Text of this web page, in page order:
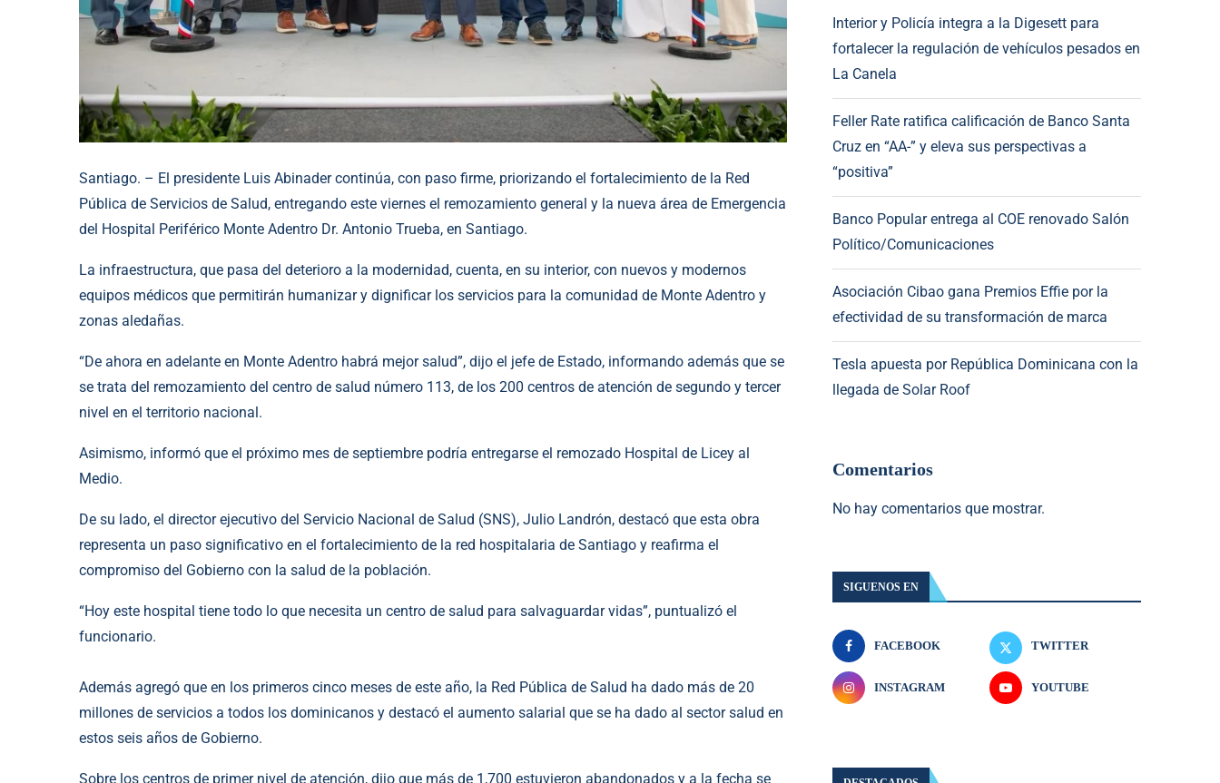
Santiago. – El presidente Luis Abinader continúa, con paso firme, priorizando el fortalecimiento de la Red
Pública de Servicios de Salud, entregando este viernes el remozamiento general y la nueva área de Emergencia
del Hospital Periférico Monte Adentro Dr. Antonio Trueba, en Santiago.
La infraestructura, que pasa del deterioro a la modernidad, cuenta, en su interior, con nuevos y modernos
equipos médicos que permitirán humanizar y dignificar los servicios para la comunidad de Monte Adentro y
zonas aledañas.
“De ahora en adelante en Monte Adentro habrá mejor salud”, dijo el jefe de Estado, informando además que se
se trata del remozamiento del centro de salud número 113, de los 200 centros de atención de segundo y tercer
nivel en el territorio nacional.
Asimismo, informó que el próximo mes de septiembre podría entregarse el remozado Hospital de Licey al
Medio.
De su lado, el director ejecutivo del Servicio Nacional de Salud (SNS), Julio Landrón, destacó que esta obra
representa un paso significativo en el fortalecimiento de la red hospitalaria de Santiago y reafirma el
compromiso del Gobierno con la salud de la población.
“Hoy este hospital tiene todo lo que necesita un centro de salud para salvaguardar vidas”, puntualizó el
funcionario.
Además agregó que en los primeros cinco meses de este año, la Red Pública de Salud ha dado más de 20
millones de servicios a todos los dominicanos y destacó el aumento salarial que se ha dado al sector salud en
estos seis años de Gobierno.
Sobre los centros de primer nivel de atención, dijo que más de 1,700 estuvieron abandonados y a la fecha se
Interior y Policía integra a la Digesett para
fortalecer la regulación de vehículos pesados en
La Canela
Feller Rate ratifica calificación de Banco Santa
Cruz en “AA-” y eleva sus perspectivas a
“positiva”
Banco Popular entrega al COE renovado Salón
Político/Comunicaciones
Asociación Cibao gana Premios Effie por la
efectividad de su transformación de marca
Tesla apuesta por República Dominicana con la
llegada de Solar Roof
Comentarios
No hay comentarios que mostrar.
SIGUENOS EN
FACEBOOK TWITTER
INSTAGRAM YOUTUBE